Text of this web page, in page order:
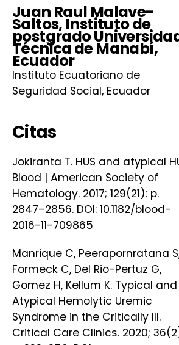
Juan Raul Malave-
Saltos,Instituto de
postgrado
Técnica de Manabí,
Ecuador
Instituto Ecuatoriano de
Seguridad Social, Ecuador
Citas
Jokiranta T. HUS and atypical
Blood | American Society of
Hematology. 2017; 129(21): p.
2847–2856. DOI: 10.1182/blood-
2016-11-709865
Manrique C, Peerapornratana
Formeck C, Del Rio-Pertuz G,
Gomez H, Kellum K. Typical and
Atypical Hemolytic Uremic
Syndrome in the Critically Ill.
Critical Care Clinics. 2020;